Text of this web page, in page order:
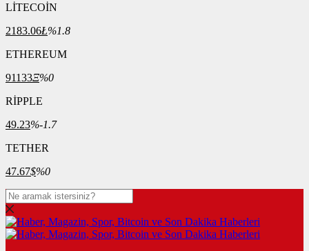
LİTECOİN
2183.06Ł%1.8
ETHEREUM
91133Ξ%0
RİPPLE
49.23%-1.7
TETHER
47.67$%0